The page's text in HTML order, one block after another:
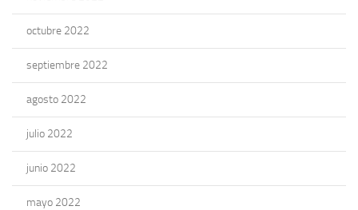
octubre 2022
septiembre 2022
agosto 2022
julio 2022
junio 2022
mayo 2022